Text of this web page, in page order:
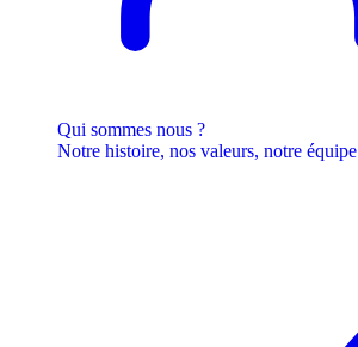
Qui sommes nous ?
Notre histoire, nos valeurs, notre équipe